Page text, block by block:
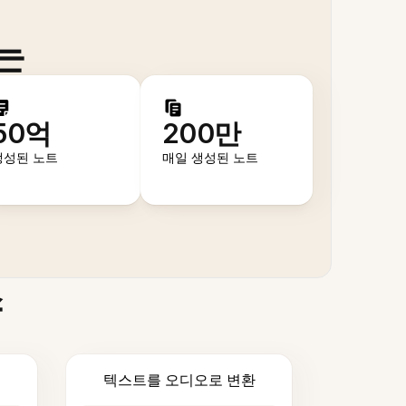
억
성된 노트
200만
매일 생성된 노트
텍스트를 오디오로 변환